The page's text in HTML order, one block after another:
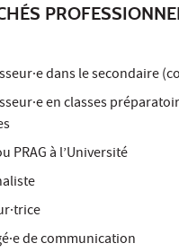
dans le secondaire
en classes
PRAG à l’Université
de communication